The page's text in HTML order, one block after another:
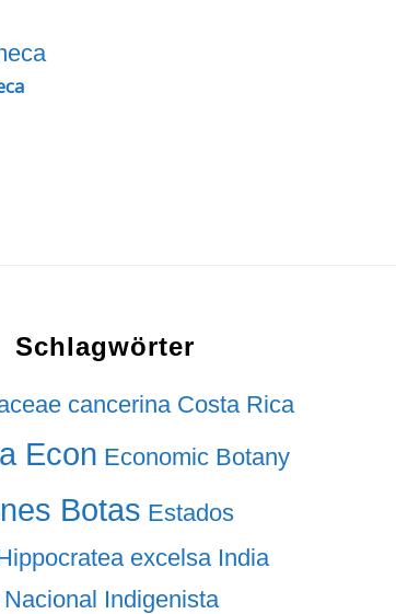
Schlagwörter
cancerina Costa Rica
Econ Economic Botany
Botas Estados
excelsa India
Indigenista